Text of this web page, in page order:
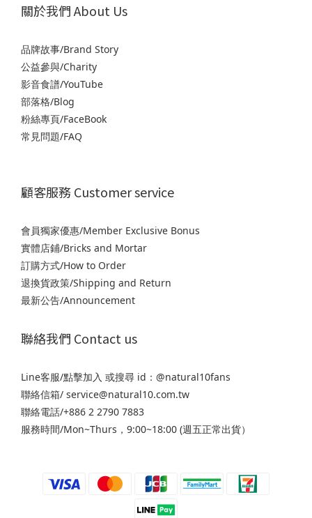
關於我們 About Us
品牌故事/Brand Story
公益參與/Charity
影音食譜/YouTube
部落格/Blog
粉絲專頁/FaceBook
常見問題/FAQ
顧客服務 Customer service
會員獨家優惠/Member Exclusive Bonus
實體店鋪/Bricks and Mortar
訂購方式/How to Order
退換貨政策/Shipping and Return
最新公告/Announcement
聯絡我們 Contact us
Line客服/點擊加入 或搜尋 id：@natural10fans
聯絡信箱/ service@natural10.com.tw
聯絡電話/+886 2 2790 7883
服務時間/Mon~Thurs，9:00~18:00 (週五正常出貨）